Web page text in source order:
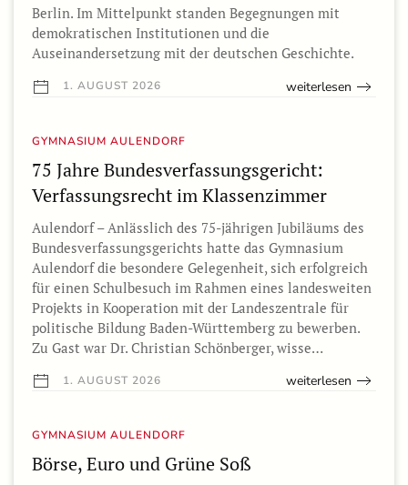
Berlin. Im Mittelpunkt standen Begegnungen mit
demokratischen Institutionen und die
Auseinandersetzung mit der deutschen Geschichte.
1. AUGUST 2026 weiterlesen
GYMNASIUM AULENDORF
75 Jahre Bundesverfassungsgericht:
Verfassungsrecht im Klassenzimmer
Aulendorf – Anlässlich des 75-jährigen Jubiläums des
Bundesverfassungsgerichts hatte das Gymnasium
Aulendorf die besondere Gelegenheit, sich erfolgreich
für einen Schulbesuch im Rahmen eines landesweiten
Projekts in Kooperation mit der Landeszentrale für
politische Bildung Baden-Württemberg zu bewerben.
Zu Gast war Dr. Christian Schönberger, wisse…
1. AUGUST 2026 weiterlesen
GYMNASIUM AULENDORF
Börse, Euro und Grüne Soß